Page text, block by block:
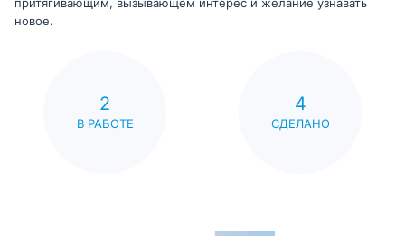
притягивающим, вызывающем интерес и желание узнавать
новое.
2
В РАБОТЕ
4
СДЕЛАНО